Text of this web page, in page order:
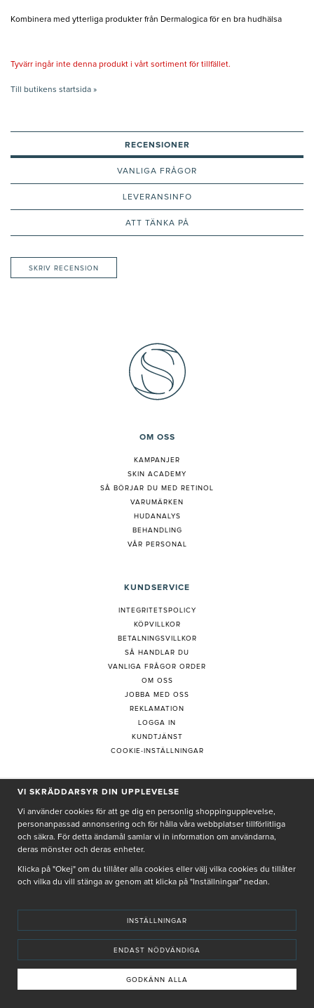
Kombinera med ytterliga produkter från Dermalogica för en bra hudhälsa
Tyvärr ingår inte denna produkt i vårt sortiment för tillfället.
Till butikens startsida »
RECENSIONER
VANLIGA FRÅGOR
LEVERANSINFO
ATT TÄNKA PÅ
SKRIV RECENSION
OM OSS
KAMPANJER
SKIN ACADEMY
SÅ BÖRJAR DU MED RETINOL
VARUMÄRKEN
HUDANALYS
BEHANDLING
VÅR PERSONAL
KUNDSERVICE
INTEGRITETSPOLICY
KÖPVILLKOR
BETALNINGSVILLKOR
SÅ HANDLAR DU
VANLIGA FRÅGOR ORDER
OM OSS
JOBBA MED OSS
REKLAMATION
LOGGA IN
KUNDTJÄNST
COOKIE-INSTÄLLNINGAR
PRENUMERERA PÅ NYHETSBREV
Genom att ge min e-post, accepterar jag Seth och Sallyintegritetspolicy
De uppgifter du matar in kommer endast användas till våra nyhetsbrev.
INNEHÅLLET OCH REKOMMENDATIONERNA PÅ DENNA SIDA ÄR FRAMTAGNA OCH GRANSKADE
AV VÅRA AUKTORISERADE HUDTERAPEUTER.
VI SKRÄDDARSYR DIN UPPLEVELSE
Vi använder cookies för att ge dig en personlig shoppingupplevelse,
personanpassad annonsering och för hålla våra webbplatser tillförlitliga
och säkra. För detta ändamål samlar vi in information om användarna,
deras mönster och deras enheter.
Klicka på "Okej" om du tillåter alla cookies eller välj vilka cookies du tillåter
och vilka du vill stänga av genom att klicka på "Inställningar" nedan.
INSTÄLLNINGAR
ENDAST NÖDVÄNDIGA
GODKÄNN ALLA